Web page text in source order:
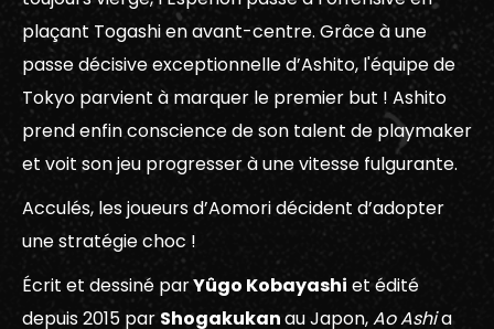
plaçant Togashi en avant-centre. Grâce à une
passe décisive exceptionnelle d’Ashito, l'équipe de
Tokyo parvient à marquer le premier but ! Ashito
prend enfin conscience de son talent de playmaker
et voit son jeu progresser à une vitesse fulgurante.
Acculés, les joueurs d’Aomori décident d’adopter
une stratégie choc !
Écrit et dessiné parYûgo Kobayashi et édité
depuis 2015 par Shogakukanau Japon,Ao Ashia